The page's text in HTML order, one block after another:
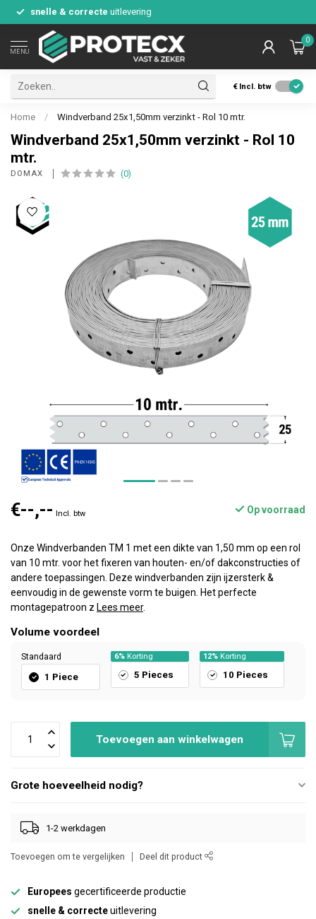
snelle & correcte uitlevering
MENU
0
€ Incl. btw
Home / Windverband 25x1,50mm verzinkt - Rol 10 mtr.
Windverband 25x1,50mm verzinkt - Rol 10
mtr.
DOMAX (0)
€--,-- Incl. btw Op voorraad
Onze Windverbanden TM 1 met een dikte van 1,50 mm op een rol
van 10 mtr. voor het fixeren van houten- en/of dakconstructies of
andere toepassingen. Deze windverbanden zijn ijzersterk &
eenvoudig in de gewenste vorm te buigen. Het perfecte
montagepatroon z Lees meer.
Volume voordeel
Standaard
1 Piece
6%Korting
5 Pieces
12% Korting
10 Pieces
Toevoegen aan winkelwagen
Grote hoeveelheid nodig?
1-2 werkdagen
Toevoegen om te vergelijken Deel dit product
Europees gecertificeerde productie
snelle & correcteuitlevering